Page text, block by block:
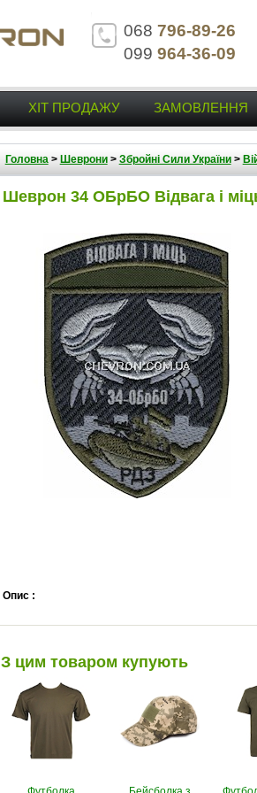
068 796-89-26
099 964-36-09
ХІТ ПРОДАЖУ ЗАМОВЛЕННЯ
Головна> Шеврони> Збройні Сили України>
Шеврон 34 ОБрБО Відвага і
Опис :
З цим товаром купують